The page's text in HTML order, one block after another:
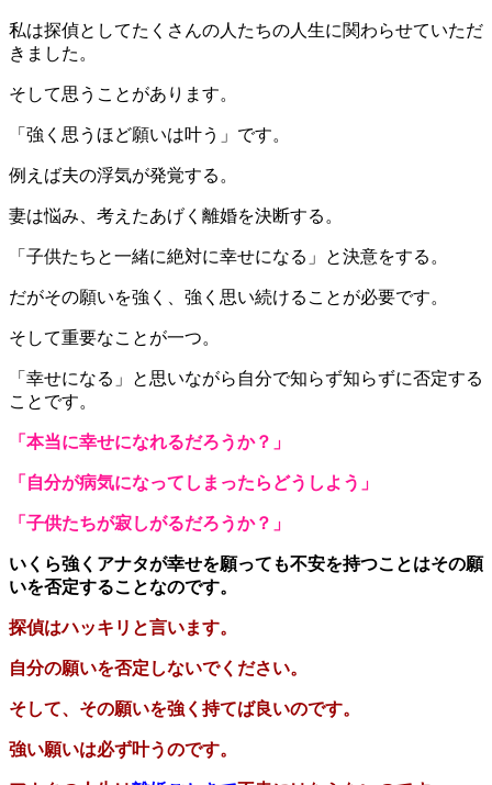
私は探偵としてたくさんの人たちの人生に関わらせていただ
きました。
そして思うことがあります。
「強く思うほど願いは叶う」です。
例えば夫の浮気が発覚する。
妻は悩み、考えたあげく離婚を決断する。
「子供たちと一緒に絶対に幸せになる」と決意をする。
だがその願いを強く、強く思い続けることが必要です。
そして重要なことが一つ。
「幸せになる」と思いながら 自分で知らず知らずに否定する
ことです。
「本当に幸せになれるだろうか？」
「自分が病気になってしまったらどうしよう」
「子供たちが寂しがるだろうか？」
いくら強くアナタが幸せを願っても不安を持つことはその願
いを否定することなのです。
探偵はハッキリと言います。
自分の願いを否定しないでください。
そして、その願いを強く持てば良いのです。
強い願いは必ず叶うのです。